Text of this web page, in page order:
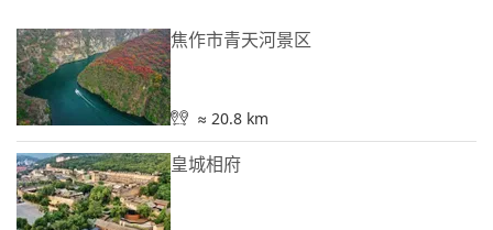
焦作市青天河景区
≈ 20.8 km
皇城相府